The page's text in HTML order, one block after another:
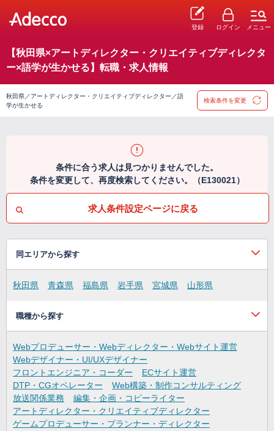
登録 ログイン メニュー
【秋田県×アートディレクター・クリエイティブディレクタ
ー×語学が生かせる】転職・求人情報
秋田県／アートディレクター・クリエイティブディレクター／語
学が生かせる
検索条件を変更
条件に合う求人は見つかりませんでした。
条件を変更して、再度検索してください。（E130021）
求人条件設定ページに戻る
同エリアから探す
秋田県 青森県 福島県 岩手県 宮城県 山形県
職種から探す
Webプロデューサー・Webディレクター・Webサイト運営
Webデザイナー・UI/UXデザイナー
フロントエンジニア・コーダー
ECサイト運営
DTP・CGオペレーター
Web構築・制作コンサルティング
放送関係業務
編集・企画・コピーライター
アートディレクター・クリエイティブディレクター
ゲームプロデューサー・プランナー・ディレクター